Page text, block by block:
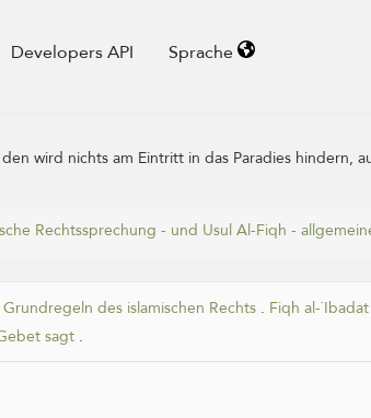
Developers API Sprache
wird nichts am Eintritt in das Paradies hindern,
Rechtssprechung - und Usul Al-Fiqh -
des islamischen Rechts . Fiqh al-
sagt .